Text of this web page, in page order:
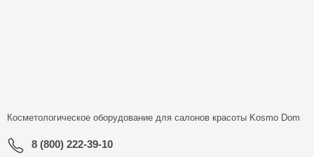
Косметологическое оборудование для салонов красоты Kosmo Dom
8 (800) 222-39-10